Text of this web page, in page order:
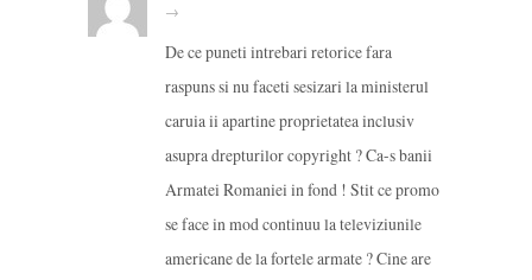
→
De ce puneti intrebari retorice fara
raspuns si nu faceti sesizari la ministerul
caruia ii apartine proprietatea inclusiv
asupra drepturilor copyright ? Ca-s banii
Armatei Romaniei in fond ! Stit ce promo
se face in mod continuu la televiziunile
americane de la fortele armate ? Cine are